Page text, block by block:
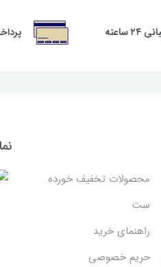
ساعته
محصولات تخفیف خورده
ست
راهنمای خرید
حریم خصوصی